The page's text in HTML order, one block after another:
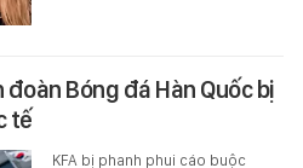
Bóng đá Hàn Quốc bị
tế
KFA bị phanh phui cáo buộc